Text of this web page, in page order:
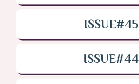
ISSUE#45
ISSUE#44